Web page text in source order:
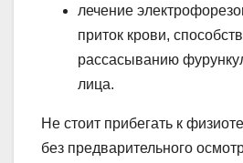
лечение
приток крови,
рассасыванию
лица.
Не стоит прибегать к
без предварительного